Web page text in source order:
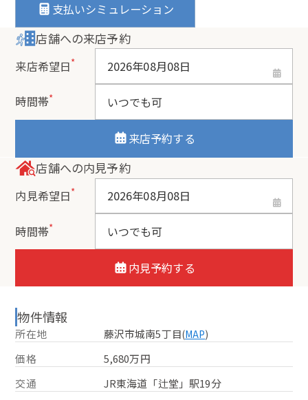
支払いシミュレーション
店舗への来店予約
来店希望日*
時間帯*
来店予約する
店舗への内見予約
内見希望日*
時間帯*
内見予約する
物件情報
所在地 藤沢市城南5丁目(MAP)
価格
5,680万円
交通
JR東海道「辻堂」駅19分